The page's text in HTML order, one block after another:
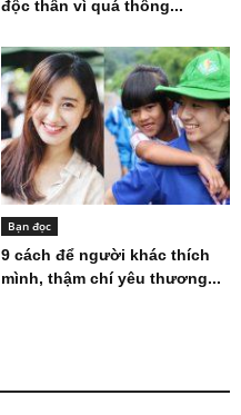
độc thân vì quá thông...
Bạn đọc
9 cách để người khác thích
mình, thậm chí yêu thương...